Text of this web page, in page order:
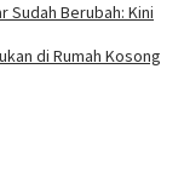
Sudah Berubah: Kini
di Rumah Kosong